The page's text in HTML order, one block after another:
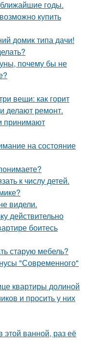
годы.
купить
домик типа дачи!
почему бы не
вещи: как горит
делают ремонт.
принимают
на состояние
к числу детей.
видели.
действительно
боитесь
старую мебель?
"Современного"
квартиры долиной
и просить у них
этой ванной, раз её